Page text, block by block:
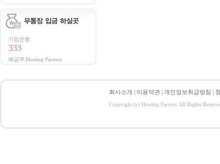
기업은행
333
예금주:Hosting Factory
회사소개 이용약관 개인정보취급방침
Copyright (c) Hosting Factory All Rights